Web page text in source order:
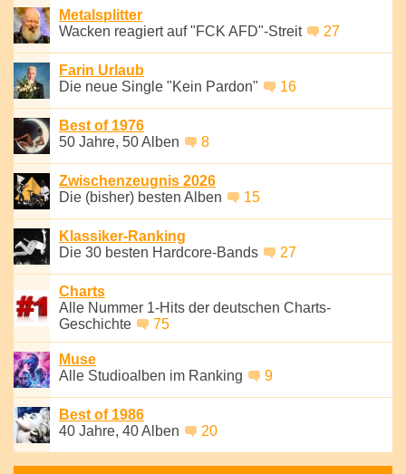
Metalsplitter
Wacken reagiert auf "FCK AFD"-Streit
27
Farin Urlaub
Die neue Single "Kein Pardon"
16
Best of 1976
50 Jahre, 50 Alben
8
Zwischenzeugnis 2026
Die (bisher) besten Alben
15
Klassiker-Ranking
Die 30 besten Hardcore-Bands
27
Charts
Alle Nummer 1-Hits der deutschen Charts-
Geschichte
75
Muse
Alle Studioalben im Ranking
9
Best of 1986
40 Jahre, 40 Alben
20